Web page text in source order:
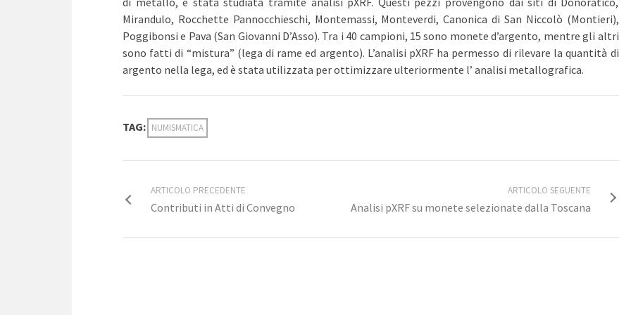
Mirandulo, Rocchette Pannocchieschi, Montemassi, Monteverdi, Canonica di San Niccolò (Montieri),
Poggibonsi e Pava (San Giovanni D’Asso). Tra i 40 campioni, 15 sono monete d’argento, mentre gli altri
sono fatti di “mistura” (lega di rame ed argento). L’analisi pXRF ha permesso di rilevare la quantità di
argento nella lega, ed è stata utilizzata per ottimizzare ulteriormente l’ analisi metallografica.
TAG: NUMISMATICA
ARTICOLO PRECEDENTE
Contributi in Atti di Convegno
ARTICOLO SEGUENTE
Analisi pXRF su monete selezionate dalla Toscana